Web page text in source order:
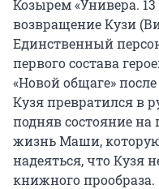
Козырем «Универа. 13
возвращение Кузи
Единственный
первого состава
«Новой общаге»
Кузя превратился в
подняв состояние на
жизнь Маши,
надеяться, что Кузя
книжного прообраза.